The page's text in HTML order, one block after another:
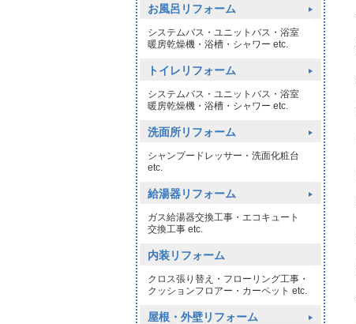
お風呂リフォーム
システムバス・ユニットバス・浴室
暖房乾燥機・浴槽・シャワー etc.
トイレリフォーム
システムバス・ユニットバス・浴室
暖房乾燥機・浴槽・シャワー etc.
洗面所リフォーム
シャンプードレッサー・洗面化粧台
etc.
給湯器リフォーム
ガス給湯器交換工事・エコキュート
交換工事 etc.
内装リフォーム
クロス張り替え・フローリング工事・
クッションフロアー・カーペット etc.
屋根・外壁リフォーム